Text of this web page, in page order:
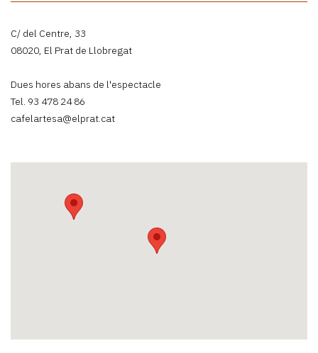
C/ del Centre, 33
08020, El Prat de Llobregat
Dues hores abans de l'espectacle
Tel. 93 478 24 86
cafelartesa@elprat.cat